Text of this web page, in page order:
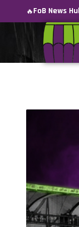
🔥FoB News